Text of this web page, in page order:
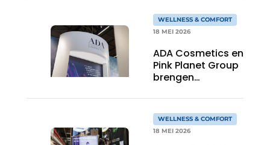
WELLNESS & COMFORT
18 MEI 2026
ADA Cosmetics en
Pink Planet Group
brengen
voor cosmetica
en water samen
WELLNESS & COMFORT
18 MEI 2026